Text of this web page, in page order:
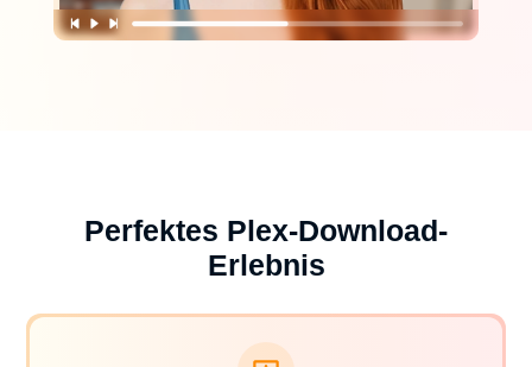
Perfektes Plex-Download-
Erlebnis